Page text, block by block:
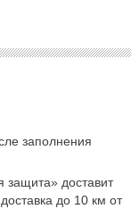
заполнения
защита» доставит
до 10 км от